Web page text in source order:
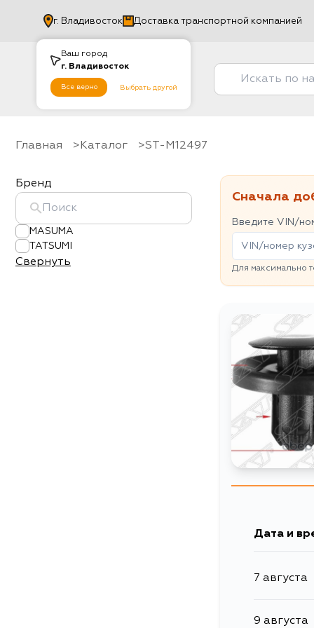
Ваш город
г. Владивосток
Все верно Выбрать другой
г. Владивосток Доставка транспортной компанией
Главная Каталог ST-M12497
Бренд
MASUMA
TATSUMI
Свернуть
Сначала
Введите VIN/
Для максимально
Дата и
7 августа
9 августа